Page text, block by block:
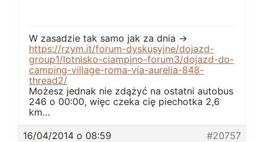
W zasadzie tak samo jak za dnia ->
https://rzym.it/forum-dyskusyjne/dojazd-
group1/lotnisko-ciampino-forum3/dojazd-do-
camping-village-roma-via-aurelia-848-
thread2/
Możesz jednak nie zdążyć na ostatni autobus
246 o 00:00, więc czeka cię piechotka 2,6
km…
16/04/2014 o 08:59
#20757